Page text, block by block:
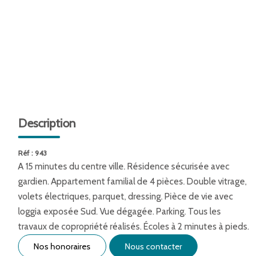
Description
Réf : 943
A 15 minutes du centre ville. Résidence sécurisée avec
gardien. Appartement familial de 4 pièces. Double vitrage,
volets électriques, parquet, dressing. Pièce de vie avec
loggia exposée Sud. Vue dégagée. Parking. Tous les
travaux de copropriété réalisés. Écoles à 2 minutes à pieds.
Nos honoraires
Nous contacter